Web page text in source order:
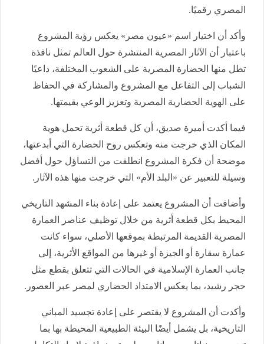
المصري رقميًا.
وأكد أن اختيار اسم «عيون مصر» يعكس رؤية المشروع
باعتبار أن الآثار المصرية المنتشرة حول العالم تمثل نافذة
تطل منها الحضارة المصرية على الشعوب المختلفة، داعيًا
الشباب إلى التفاعل مع المشروع والمشاركة في الحفاظ
على الهوية الحضارية المصرية وتعزيز الوعي بقيمتها.
فيما أكدت أميرة صديق، أن كل قطعة أثرية تحمل هوية
المكان الذي خرجت منه وتعكس روح الحضارة التي أبدعتها،
موضحة أن فكرة المشروع انطلقت من التساؤل حول أفضل
وسيلة للتعبير عن «البلد الأم» التي خرجت منها هذه الآثار.
وأضافت أن المشروع يعتمد على إعادة بناء المشهد التاريخي
المحيط بكل قطعة أثرية من خلال توظيف عناصر العمارة
المصرية القديمة المرتبطة بموقعها الأصلي، سواء كانت
عمارة سقارة أو الجيزة أو غيرها من المواقع الأثرية، إلى
جانب العمارة الإسلامية في الحالات التي تتعلق بقطع مثل
حجر رشيد، بما يعكس الامتداد الحضاري لمصر عبر العصور.
وأكدت أن المشروع لا يقتصر على إعادة تجسيد المباني
التاريخية، بل يشمل أيضًا البيئة الطبيعية المحيطة بها بما